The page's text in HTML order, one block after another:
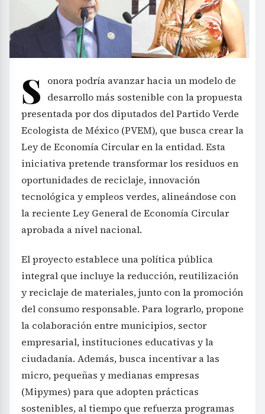
S onora podría avanzar hacia un modelo de
desarrollo más sostenible con la propuesta
presentada por dos diputados del Partido Verde
Ecologista de México (PVEM), que busca crear la
Ley de Economía Circular en la entidad. Esta
iniciativa pretende transformar los residuos en
oportunidades de reciclaje, innovación
tecnológica y empleos verdes, alineándose con
la reciente Ley General de Economía Circular
aprobada a nivel nacional.
El proyecto establece una política pública
integral que incluye la reducción, reutilización
y reciclaje de materiales, junto con la promoción
del consumo responsable. Para lograrlo, propone
la colaboración entre municipios, sector
empresarial, instituciones educativas y la
ciudadanía. Además, busca incentivar a las
micro, pequeñas y medianas empresas
(Mipymes) para que adopten prácticas
sostenibles, al tiempo que refuerza programas